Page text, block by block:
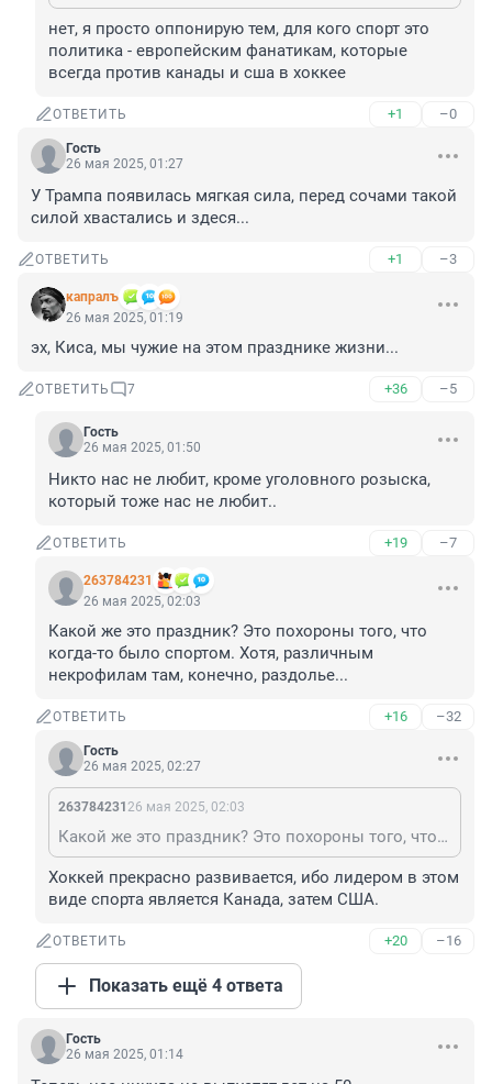
нет, я просто оппонирую тем, для кого спорт это
политика - европейским фанатикам, которые
всегда против канады и сша в хоккее
ОТВЕТИТЬ +1 –0
Гость
26 мая 2025, 01:27
У Трампа появилась мягкая сила, перед сочами такой
силой хвастались и здеся...
ОТВЕТИТЬ +1 –3
капралъ
26 мая 2025, 01:19
эх, Киса, мы чужие на этом празднике жизни...
ОТВЕТИТЬ 7 +36 –5
Гость
26 мая 2025, 01:50
Никто нас не любит, кроме уголовного розыска,
который тоже нас не любит..
ОТВЕТИТЬ +19 –7
263784231
26 мая 2025, 02:03
Какой же это праздник? Это похороны того, что
когда-то было спортом. Хотя, различным
некрофилам там, конечно, раздолье...
ОТВЕТИТЬ +16 –32
Гость
26 мая 2025, 02:27
263784231 26 мая 2025, 02:03
Какой же это праздник? Это похороны того, что когда-то было спортом. Хотя, различным некрофилам там, конечно, раздолье...
Хоккей прекрасно развивается, ибо лидером в этом
виде спорта является Канада, затем США.
ОТВЕТИТЬ +20 –16
Показать ещё 4 ответа
Гость
26 мая 2025, 01:14